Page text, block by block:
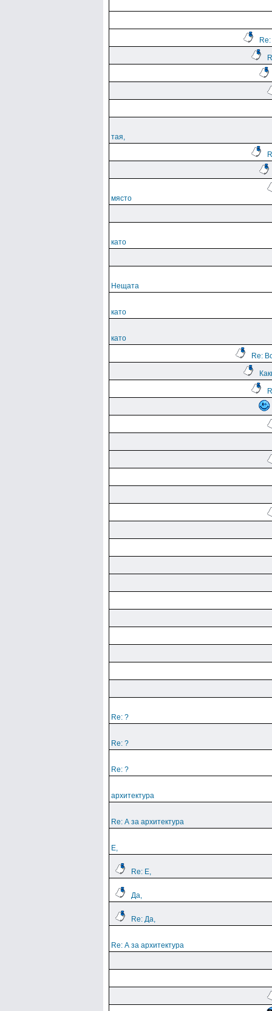
тая,
място
като
Нещата
като
като
Re:
Re: ?
Re: ?
Re: ?
архитектура
Re: А за архитектура
Е,
Re: Е,
Да,
Re: Да,
Re: А за архитектура